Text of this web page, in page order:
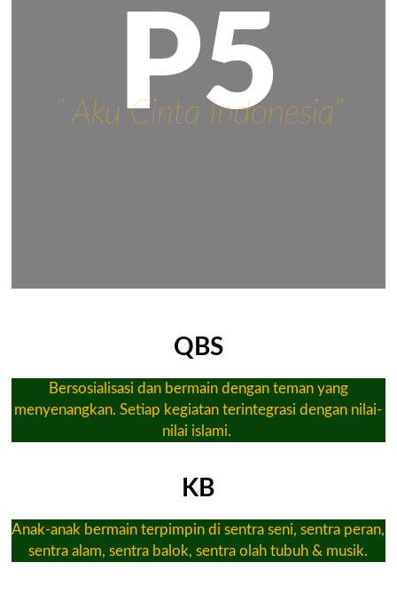
P5
” Aku Cinta Indonesia”
QBS
Bersosialisasi dan bermain dengan teman yang
menyenangkan. Setiap kegiatan terintegrasi dengan nilai-
nilai islami. ​
KB
Anak-anak bermain terpimpin di sentra seni, sentra peran,
sentra alam, sentra balok, sentra olah tubuh & musik.​